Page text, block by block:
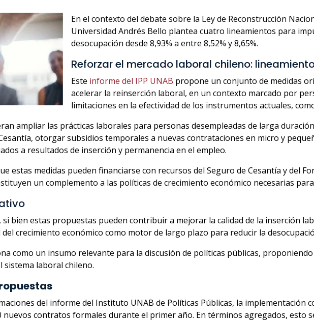
En el contexto del debate sobre la Ley de Reconstrucción
Universidad Andrés Bello plantea cuatro lineamientos para
desocupación desde 8,93% a entre 8,52% y 8,65%.
Reforzar el mercado laboral chileno:
Este informe del IPP UNAB propone un conjunto de medidas
acelerar la reinserción laboral, en un contexto marcado por
limitaciones en la efectividad de los instrumentos actuales,
ampliar las prácticas laborales para personas desempleadas de larga
otorgar subsidios temporales a nuevas contrataciones en micro y
a resultados de inserción y permanencia en el empleo.
estas medidas pueden financiarse con recursos del Seguro de Cesantía y del
un complemento a las políticas de crecimiento económico necesarias
si bien estas propuestas pueden contribuir a mejorar la calidad de la inserción
crecimiento económico como motor de largo plazo para reducir la
como un insumo relevante para la discusión de políticas públicas,
sistema laboral chileno.
del informe del Instituto UNAB de Políticas Públicas, la implementación
nuevos contratos formales durante el primer año. En términos agregados, esto